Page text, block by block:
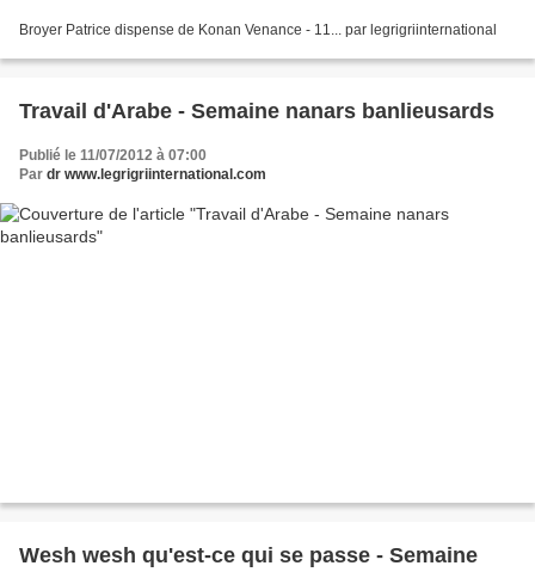
Broyer Patrice dispense de Konan Venance - 11... par legrigriinternational
Travail d'Arabe - Semaine nanars banlieusards
Publié le 11/07/2012 à 07:00
Par dr www.legrigriinternational.com
Wesh wesh qu'est-ce qui se passe - Semaine